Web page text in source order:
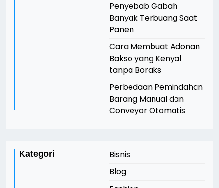
Penyebab Gabah
Banyak Terbuang Saat
Panen
Cara Membuat Adonan
Bakso yang Kenyal
tanpa Boraks
Perbedaan Pemindahan
Barang Manual dan
Conveyor Otomatis
Kategori
Bisnis
Blog